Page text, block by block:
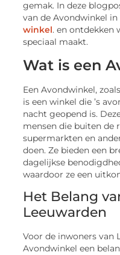
gemak. In deze
van de Avondwinkel
winkel. en ontdekken
speciaal maakt.
Wat is een
Een Avondwinkel,
is een winkel die ’s
nacht geopend is.
mensen die buiten de
supermarkten en
doen. Ze bieden een
dagelijkse
waardoor ze een
Het Belang
Leeuwarden
Voor de inwoners van
Avondwinkel een